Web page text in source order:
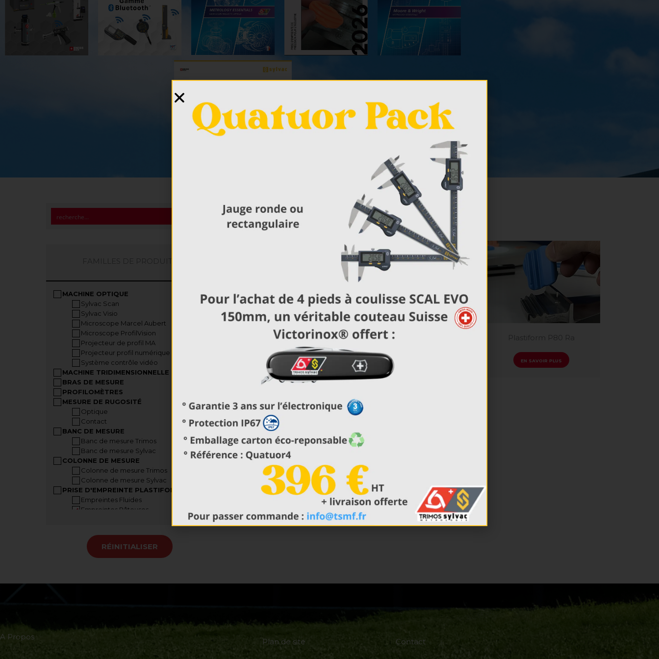
MACHINE OPTIQUE
Sylvac Scan
Sylvac Visio
Microscope Marcel Aubert
Microscope ProfilVision
Projecteur de profil MA
Projecteur profil numérique MA
Système contrôle vidéo
MACHINE TRIDIMENSIONNELLE
BRAS DE MESURE
PROFILOMÈTRES
MESURE DE RUGOSITÉ
Optique
Contact
BANC DE MESURE
Banc de mesure Trimos
Banc de mesure Sylvac
COLONNE DE MESURE
Colonne de mesure Trimos
Colonne de mesure Sylvac
PRISE D'EMPREINTE PLASTIFORM
Empreintes Fluides
Empreintes Pâteuses
Mallettes Plastiform
INSTRUMENTS A MAIN
Pied à coulisse
COMPARATEURS
Banc de contrôle de comparateur
RÉINITIALISER
Vous avez sélectionné : Empreintes Pâteuses ×
Plastiform P25
EN SAVOIR PLUS
Plastiform P51 SD
EN SAVOIR PLUS EN SAVOIR PLUS
Plastiform P35
A Propos
Plan de site Contact